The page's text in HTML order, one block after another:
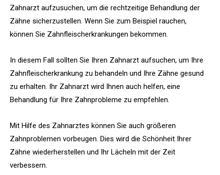
Zahnarzt aufzusuchen, um die rechtzeitige Behandlung der
Zähne sicherzustellen. Wenn Sie zum Beispiel rauchen,
können Sie Zahnfleischerkrankungen bekommen.
In diesem Fall sollten Sie Ihren Zahnarzt aufsuchen, um Ihre
Zahnfleischerkrankung zu behandeln und Ihre Zähne gesund
zu erhalten. Ihr Zahnarzt wird Ihnen auch helfen, eine
Behandlung für Ihre Zahnprobleme zu empfehlen.
Mit Hilfe des Zahnarztes können Sie auch größeren
Zahnproblemen vorbeugen. Dies wird die Schönheit Ihrer
Zähne wiederherstellen und Ihr Lächeln mit der Zeit
verbessern.